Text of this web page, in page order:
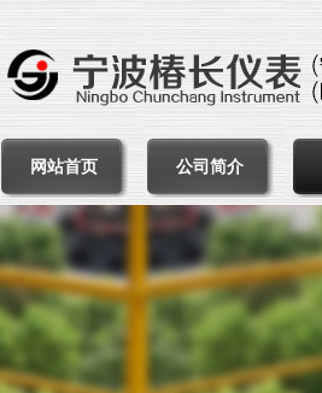
网站首页 公司简介